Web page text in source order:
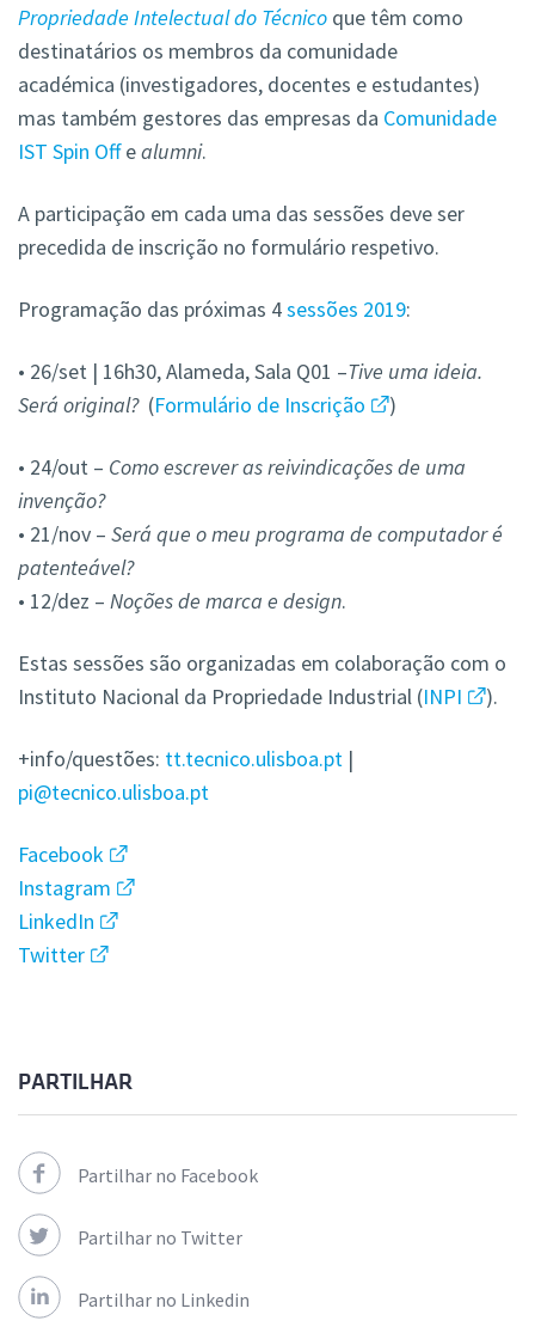
Propriedade Intelectual do Técnico que têm como
destinatários os membros da comunidade
académica (investigadores, docentes e estudantes)
mas também gestores das empresas da Comunidade
IST Spin Offealumni.
A participação em cada uma das sessões deve ser
precedida de inscrição no formulário respetivo.
Programação das próximas 4sessões 2019:
• 26/set | 16h30, Alameda, Sala Q01 –Tive uma ideia.
Será original? (Formulário de Inscrição )
• 24/out – Como escrever as reivindicações de uma
invenção?
• 21/nov – Será que o meu programa de computador é
patenteável?
• 12/dez – Noções de marca e design.
Estas sessões são organizadas em colaboração com o
Instituto Nacional da Propriedade Industrial (INPI ).
+info/questões: tt.tecnico.ulisboa.pt |
pi@tecnico.ulisboa.pt
Facebook
Instagram
LinkedIn
Twitter
PARTILHAR
Partilhar no Facebook
Partilhar no Twitter
Partilhar no Linkedin